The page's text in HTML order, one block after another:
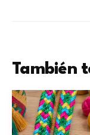
También